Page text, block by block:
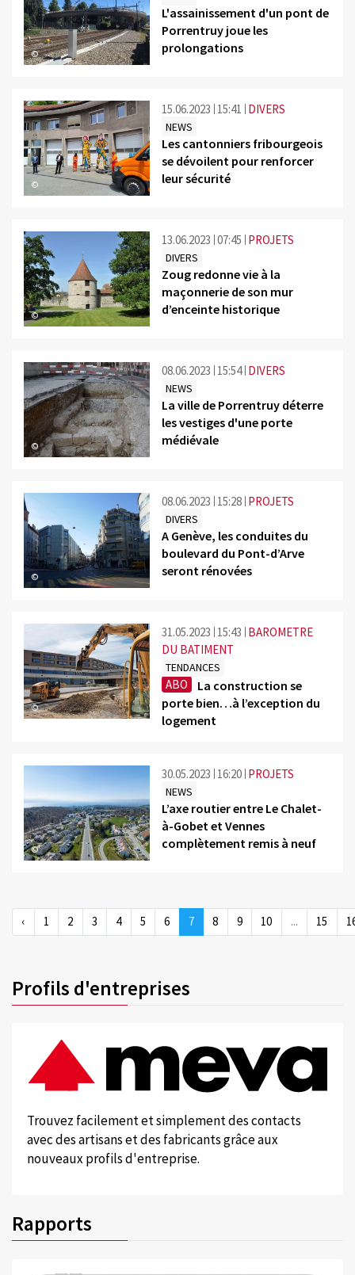
©
L'assainissement d'un pont de
Porrentruy joue les
prolongations
©
15.06.2023 15:41 DIVERS
NEWS
Les cantonniers fribourgeois
se dévoilent pour renforcer
leur sécurité
©
13.06.2023 07:45 PROJETS
DIVERS
Zoug redonne vie à la
maçonnerie de son mur
d’enceinte historique
©
08.06.2023 15:54 DIVERS
NEWS
La ville de Porrentruy déterre
les vestiges d'une porte
médiévale
©
08.06.2023 15:28 PROJETS
DIVERS
A Genève, les conduites du
boulevard du Pont-d’Arve
seront rénovées
©
31.05.2023 15:43 BAROMETRE
DU BATIMENT
TENDANCES
ABO
La construction se
porte bien…à l’exception du
logement
©
30.05.2023 16:20 PROJETS
NEWS
L’axe routier entre Le Chalet-
à-Gobet et Vennes
complètement remis à neuf
‹ 1 2 3 4 5 6 7 8 9 10 ... 15
Profils d'entreprises
Trouvez facilement et simplement des contacts
avec des artisans et des fabricants grâce aux
nouveaux profils d'entreprise.
Rapports